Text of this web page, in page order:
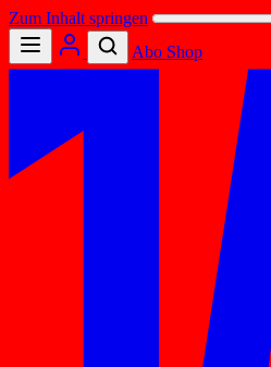
Zum Inhalt springen
Abo Shop